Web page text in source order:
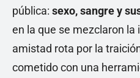
pública: sexo, sangre y
en la que se mezclaron
amistad rota por la
cometido con una